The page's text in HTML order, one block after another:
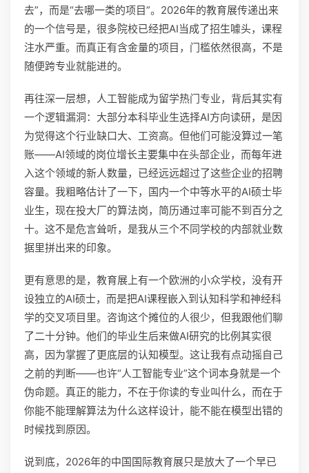
去”，而是“去哪一类的项目”。2026年的教育展传递出来
的一个信号是，很多院校已经把AI当成了招生噱头，课程
注水严重。而真正有含金量的项目，门槛依然很高，不是
随便跨专业就能进的。
再往深一层想，人工智能成为留学热门专业，背后其实有
一个逻辑漏洞：大部分本科毕业生选择AI方向读研，是因
为觉得这个行业缺口大、工资高。但他们可能没算过一笔
账——AI领域的岗位增长主要集中在头部企业，而每年进
入这个领域的新人数量，已经远远超过了这些企业的招聘
容量。我粗略估计了一下，国内一个中等水平的AI硕士毕
业生，现在投大厂的算法岗，简历通过率可能不到百分之
十。这不是危言耸听，是我从三个不同学校的内部就业数
据里拼出来的印象。
更有意思的是，教育展上有一个欧洲的小众学校，没有开
设独立的AI硕士，而是把AI课程嵌入到认知科学和神经科
学的交叉项目里。咨询这个摊位的人很少，但我跟他们聊
了二十分钟。他们的毕业生后来做AI研究的比例其实很
高，因为掌握了更底层的认知模型。这让我有点动摇自己
之前的判断——也许“人工智能专业”这个词本身就是一个
伪命题。真正的能力，不在于你读的专业叫什么，而在于
你能不能理解算法为什么这样设计，能不能在模型出错的
时候找到原因。
说到底，2026年的中国国际教育展只是放大了一个早已